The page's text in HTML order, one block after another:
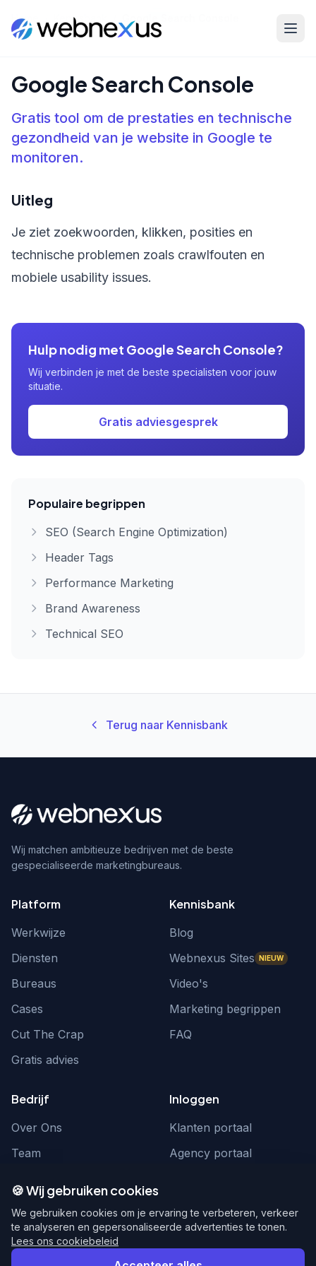
Home Kennisbank Google Search Console
Google Search Console
Gratis tool om de prestaties en technische
gezondheid van je website in Google te
monitoren.
Uitleg
Je ziet zoekwoorden, klikken, posities en
technische problemen zoals crawlfouten en
mobiele usability issues.
Hulp nodig met Google Search Console?
Wij verbinden je met de beste specialisten voor jouw
situatie.
Gratis adviesgesprek
Populaire begrippen
SEO (Search Engine Optimization)
Header Tags
Performance Marketing
Brand Awareness
Technical SEO
Terug naar Kennisbank
Wij matchen ambitieuze bedrijven met de beste
gespecialiseerde marketingbureaus.
Platform
Werkwijze
Diensten
Bureaus
Cases
Cut The Crap
Gratis advies
Kennisbank
Blog
Webnexus Sites NIEUW
Video's
Marketing begrippen
FAQ
Bedrijf
Over Ons
Team
Inloggen
Klanten portaal
Agency portaal
hello@webnexus.nl
085 004 1875
🍪 Wij gebruiken cookies
We gebruiken cookies om je ervaring te verbeteren, verkeer
te analyseren en gepersonaliseerde advertenties te tonen.
Lees ons cookiebeleid